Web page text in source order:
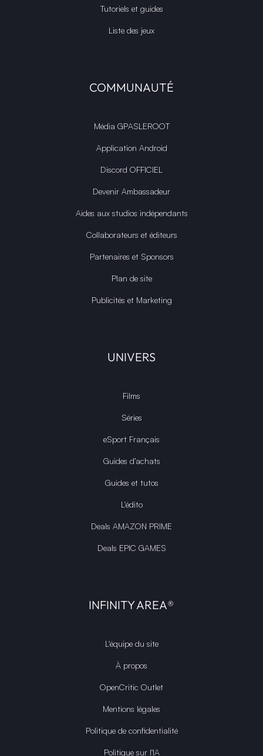
Tutoriels et guides
Liste des jeux
COMMUNAUTÉ
Média GPASLEROOT
Application Android
Discord OFFICIEL
Devenir Ambassadeur
Aides aux studios indépendants
Collaborateurs et éditeurs
Partenaires et Sponsors
Plan de site
Publicités et Marketing
UNIVERS
Films
Séries
eSport Français
Guides d’achats
Guides et tutos
L'édito
Deals AMAZON PRIME
Deals EPIC GAMES
INFINITY AREA®
L'équipe du site
À propos
OpenCritic Outlet
Mentions légales
Politique de confidentialité
Politique sur l'IA